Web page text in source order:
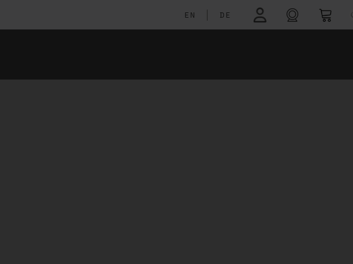
en de